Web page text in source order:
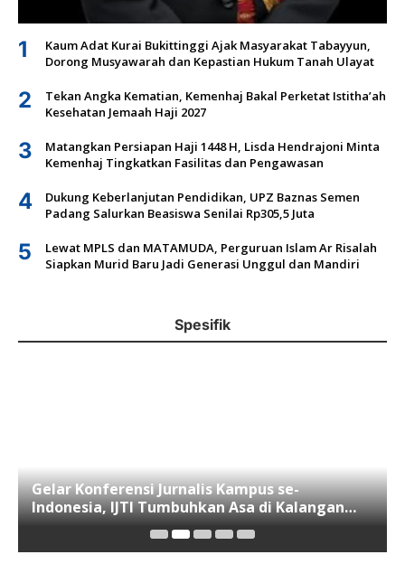
1
Kaum Adat Kurai Bukittinggi Ajak Masyarakat Tabayyun,
Dorong Musyawarah dan Kepastian Hukum Tanah Ulayat
2
Tekan Angka Kematian, Kemenhaj Bakal Perketat Istitha’ah
Kesehatan Jemaah Haji 2027
3
Matangkan Persiapan Haji 1448 H, Lisda Hendrajoni Minta
Kemenhaj Tingkatkan Fasilitas dan Pengawasan
4
Dukung Keberlanjutan Pendidikan, UPZ Baznas Semen
Padang Salurkan Beasiswa Senilai Rp305,5 Juta
5
Lewat MPLS dan MATAMUDA, Perguruan Islam Ar Risalah
Siapkan Murid Baru Jadi Generasi Unggul dan Mandiri
Spesifik
Gelar Konferensi Jurnalis Kampus se-
Indonesia, IJTI Tumbuhkan Asa di Kalangan
Jurnalis Muda di Era Disruspi Digital